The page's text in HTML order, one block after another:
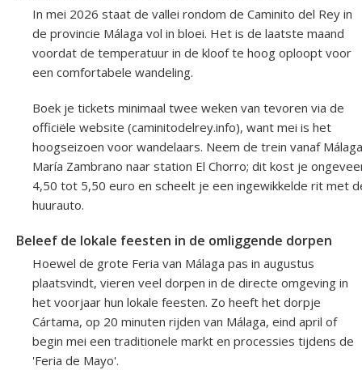
In mei 2026 staat de vallei rondom de Caminito del Rey in
de provincie Málaga vol in bloei. Het is de laatste maand
voordat de temperatuur in de kloof te hoog oploopt voor
een comfortabele wandeling.
Boek je tickets minimaal twee weken van tevoren via de
officiële website (caminitodelrey.info), want mei is het
hoogseizoen voor wandelaars. Neem de trein vanaf Málaga
María Zambrano naar station El Chorro; dit kost je
4,50 tot 5,50 euro en scheelt je een ingewikkelde rit met
huurauto.
Beleef de lokale feesten in de omliggende dorpen
Hoewel de grote Feria van Málaga pas in augustus
plaatsvindt, vieren veel dorpen in de directe omgeving in
het voorjaar hun lokale feesten. Zo heeft het dorpje
Cártama, op 20 minuten rijden van Málaga, eind april of
begin mei een traditionele markt en processies tijdens de
'Feria de Mayo'.